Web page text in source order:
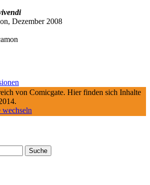
Dezember 2008
von Comicgate. Hier finden sich Inhalte
wechseln